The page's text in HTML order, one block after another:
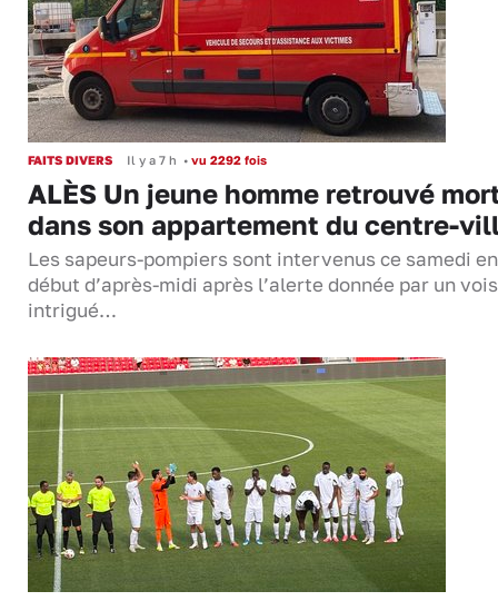
FAITS DIVERS Il y a 7 h • vu 2292 fois
ALÈS Un jeune homme retrouvé
dans son appartement du centre-
Les sapeurs-pompiers sont intervenus ce samedi en
début d’après-midi après l’alerte donnée par un
intrigué…